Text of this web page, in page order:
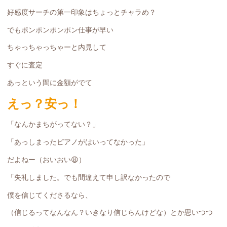
好感度サーチの第一印象はちょっとチャラめ？
でもポンポンポンポン仕事が早い
ちゃっちゃっちゃーと内見して
すぐに査定
あっという間に金額がでて
えっ？安っ！
「なんかまちがってない？」
「あっしまったピアノがはいってなかった」
だよねー（おいおい😩）
「失礼しました。でも間違えて申し訳なかったので
僕を信じてくださるなら、
（信じるってなんなん？いきなり信じらんけどな）とか思いつつ